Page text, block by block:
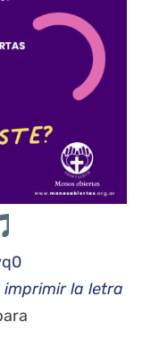
imprimir la letra